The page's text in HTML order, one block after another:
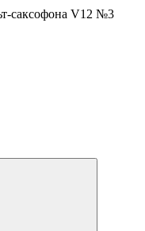
саксофона V12 №3